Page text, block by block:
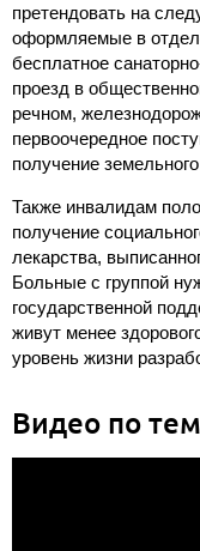
претендовать на
оформляемые в
бесплатное
проезд в
речном,
первоочередное
получение
Также инвалидам
получение
лекарства,
Больные с группой
государственной
живут менее
уровень жизни
Видео по